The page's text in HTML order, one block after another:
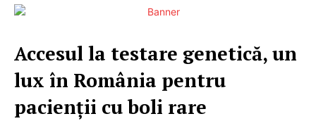
Accesul la testare genetică, un
lux în România pentru
pacienții cu boli rare